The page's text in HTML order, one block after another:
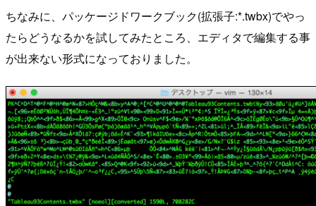
ちなみに、パッケージドワークブック(拡張子:*.twbx)でやっ
たらどうなるかを試してみたところ、エディタで編集する事
が出来ない形式になっておりました。